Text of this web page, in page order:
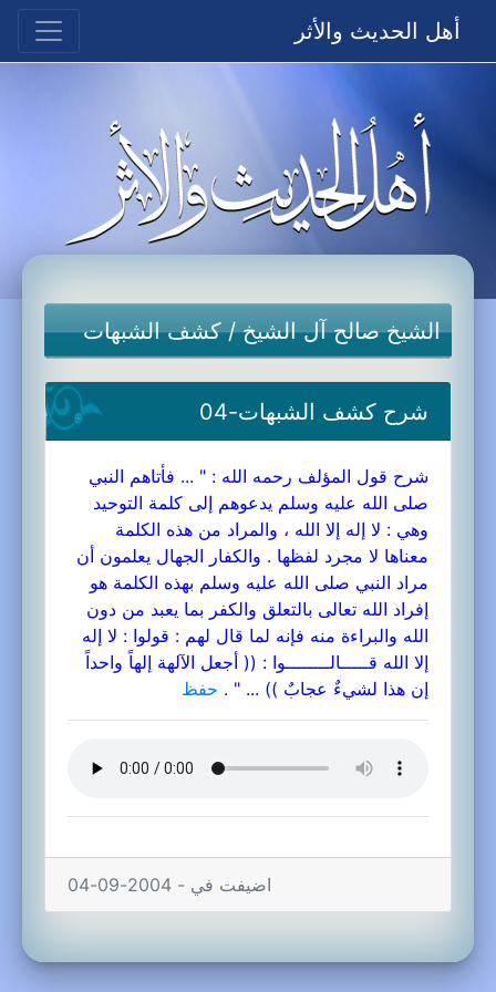
أهل الحديث والأثر
الشيخ صالح آل الشيخ/كشف الشبهات
شرح كشف الشبهات-04
شرح قول المؤلف رحمه الله : " ... فأتاهم النبي
صلى الله عليه وسلم يدعوهم إلى كلمة التوحيد
وهي : لا إله إلا الله ، والمراد من هذه الكلمة
معناها لا مجرد لفظها . والكفار الجهال يعلمون أن
مراد النبي صلى الله عليه وسلم بهذه الكلمة هو
إفراد الله تعالى بالتعلق والكفر بما يعبد من دون
الله والبراءة منه فإنه لما قال لهم : قولوا : لا إله
إلا الله قـــــالــــــــوا : (( أجعل الآلهة إلهاً واحداً
إن هذا لشيءٌ عجابٌ )) ... " . حفظ
اضيفت في - 2004-09-04